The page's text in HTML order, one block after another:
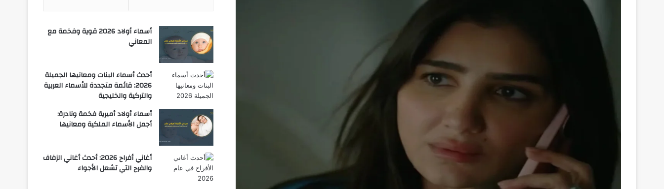
أسماء أولاد 2026 قوية وفخمة مع
المعاني
أحدث أسماء البنات ومعانيها الجميلة
2026: قائمة متجددة للأسماء العربية
والتركية والخليجية
أسماء أولاد أميرية فخمة ونادرة:
أجمل الأسماء الملكية ومعانيها
أغاني أفراح 2026: أحدث أغاني الزفاف
والفرح التي تشعل الأجواء